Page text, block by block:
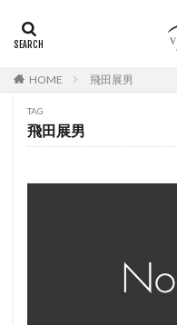
百瀬慶一
皆瀬まりか
相田さやか
畠中祐
HOME 飛田展男
TAG
飛田展男